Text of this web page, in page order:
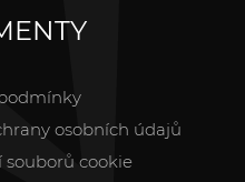
osobních údajů
souborů cookie